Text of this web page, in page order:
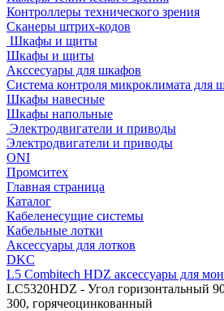
Контроллеры технического зрения
Сканеры штрих-кодов
Шкафы и щиты
Шкафы и щиты
Акссесуары для шкафов
Система контроля микроклимата для
Шкафы навесные
Шкафы напольные
Электродвигатели и приводы
Электродвигатели и приводы
ONI
Промситех
Главная страница
Каталог
Кабеленесущие системы
Кабельные лотки
Аксессуары для лотков
DKC
L5 Combitech HDZ аксессуары для
LC5320HDZ - Угол горизонтальный
300, горячеоцинкованный